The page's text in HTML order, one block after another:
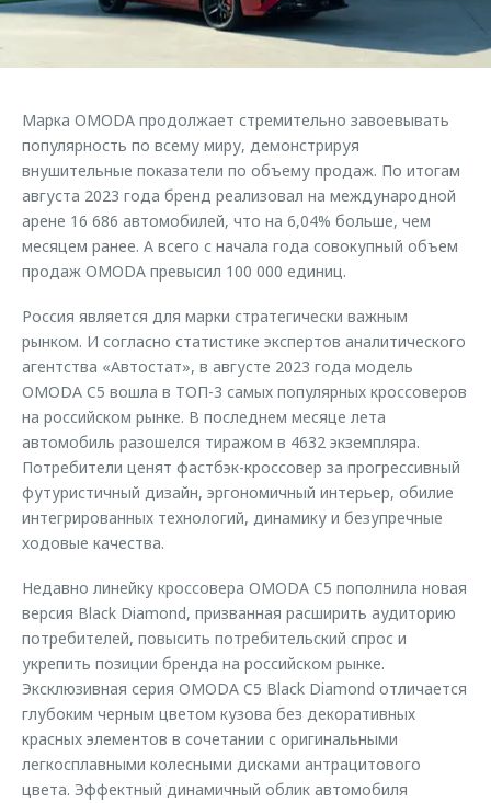
Страхование
Одежда и сувениры
Оригинальные аксессуары
Запчасти
Трейд-ин
Калькулятор трейд-ин
Клиентская поддержка
O&J Автоклуб
Приложение O&J
Аксессуары
Одежда и сувениры
Оригинальные аксессуары
Запчасти
Марка OMODA продолжает стремительно завоевывать
популярность по всему миру, демонстрируя
внушительные показатели по объему продаж. По итогам
августа 2023 года бренд реализовал на международной
арене 16 686 автомобилей, что на 6,04% больше, чем
месяцем ранее. А всего с начала года совокупный объем
продаж OMODA превысил 100 000 единиц.
Россия является для марки стратегически важным
рынком. И согласно статистике экспертов аналитического
агентства «Автостат», в августе 2023 года модель
OMODA C5 вошла в ТОП-3 самых популярных кроссоверов
на российском рынке. В последнем месяце лета
автомобиль разошелся тиражом в 4632 экземпляра.
Потребители ценят фастбэк-кроссовер за прогрессивный
футуристичный дизайн, эргономичный интерьер, обилие
интегрированных технологий, динамику и безупречные
ходовые качества.
Недавно линейку кроссовера OMODA C5 пополнила новая
версия Black Diamond, призванная расширить аудиторию
потребителей, повысить потребительский спрос и
укрепить позиции бренда на российском рынке.
Эксклюзивная серия OMODA C5 Black Diamond отличается
глубоким черным цветом кузова без декоративных
красных элементов в сочетании с оригинальными
легкосплавными колесными дисками антрацитового
цвета. Эффектный динамичный облик автомобиля